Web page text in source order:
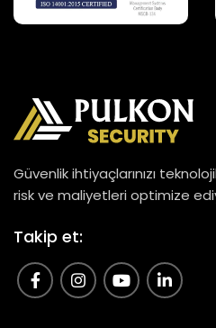
Güvenlik ihtiyaçlarınızı
risk ve maliyetleri optimize
Takip et: